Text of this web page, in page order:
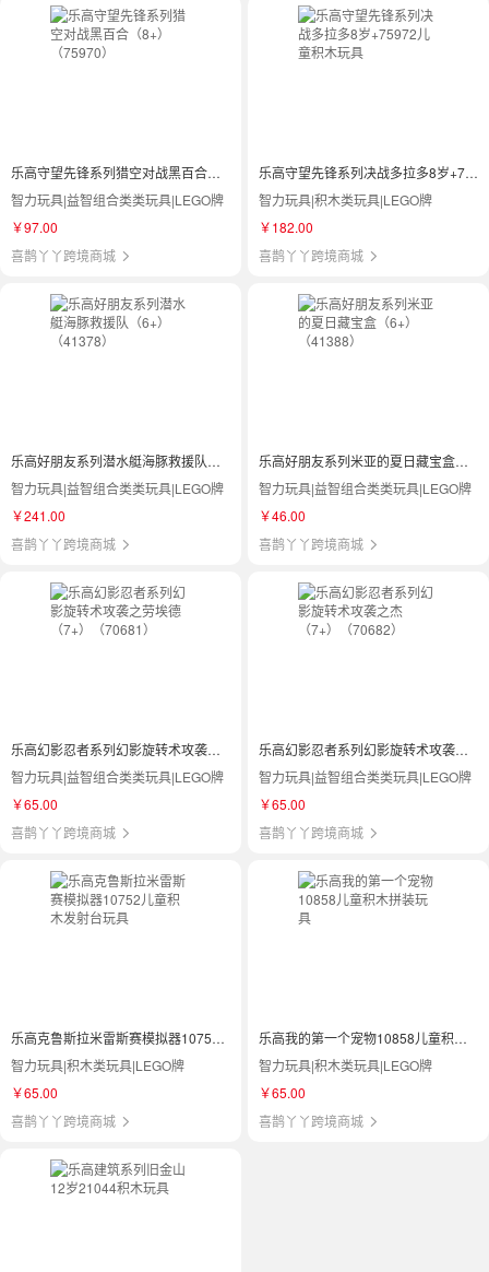
乐高守望先锋系列猎空对战黑百合（8+）（75970）
智力玩具|益智组合类类玩具|LEGO牌
￥97.00
喜鹊丫丫跨境商城
乐高守望先锋系列决战多拉多8岁+75972儿童积木玩具
智力玩具|积木类玩具|LEGO牌
￥182.00
喜鹊丫丫跨境商城
乐高好朋友系列潜水艇海豚救援队（6+）（41378）
智力玩具|益智组合类类玩具|LEGO牌
￥241.00
喜鹊丫丫跨境商城
乐高好朋友系列米亚的夏日藏宝盒（6+）（41388）
智力玩具|益智组合类类玩具|LEGO牌
￥46.00
喜鹊丫丫跨境商城
乐高幻影忍者系列幻影旋转术攻袭之劳埃德（7+）（70681）
智力玩具|益智组合类类玩具|LEGO牌
￥65.00
喜鹊丫丫跨境商城
乐高幻影忍者系列幻影旋转术攻袭之杰（7+）（70682）
智力玩具|益智组合类类玩具|LEGO牌
￥65.00
喜鹊丫丫跨境商城
乐高克鲁斯拉米雷斯赛模拟器10752儿童积木发射台玩具
智力玩具|积木类玩具|LEGO牌
￥65.00
喜鹊丫丫跨境商城
乐高我的第一个宠物10858儿童积木拼装玩具
智力玩具|积木类玩具|LEGO牌
￥65.00
喜鹊丫丫跨境商城